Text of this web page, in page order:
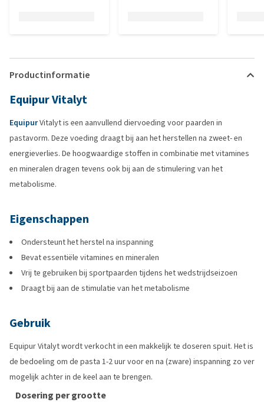
Productinformatie
Equipur Vitalyt
EquipurVitalyt is een aanvullend diervoeding voor paarden in
pastavorm. Deze voeding draagt bij aan het herstellen na zweet- en
energieverlies. De hoogwaardige stoffen in combinatie met vitamines
en mineralen dragen tevens ook bij aan de stimulering van het
metabolisme.
Eigenschappen
Ondersteunt het herstel na inspanning
Bevat essentiële vitamines en mineralen
Vrij te gebruiken bij sportpaarden tijdens het wedstrijdseizoen
Draagt bij aan de stimulatie van het metabolisme
Gebruik
Equipur Vitalyt wordt verkocht in een makkelijk te doseren spuit. Het is
de bedoeling om de pasta 1-2 uur voor en na (zware) inspanning zo ver
mogelijk achter in de keel aan te brengen.
Dosering per grootte